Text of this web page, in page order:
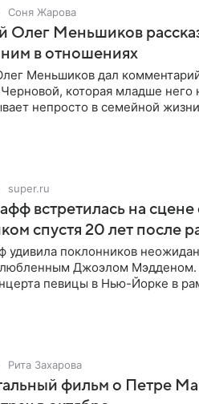
Соня Жарова
Олег Меньшиков
в отношениях
Меньшиков дал
которая младше него
непросто в семейной
super.ru
встретилась на
спустя 20 лет после
удивила поклонников
Джоэлом Мэдденом.
певицы в Нью-Йорке в
Рита Захарова
фильм о Петре